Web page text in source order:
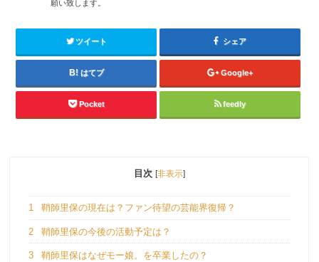
願い致します。
ツイート シェア
はてブ Google+
Pocket feedly
目次 [非表示]
1 鞘師里保の現在は？ファン待望の芸能界復帰？
2 鞘師里保の今後の活動予定は？
3 鞘師里保はなぜモー娘。を卒業したの？